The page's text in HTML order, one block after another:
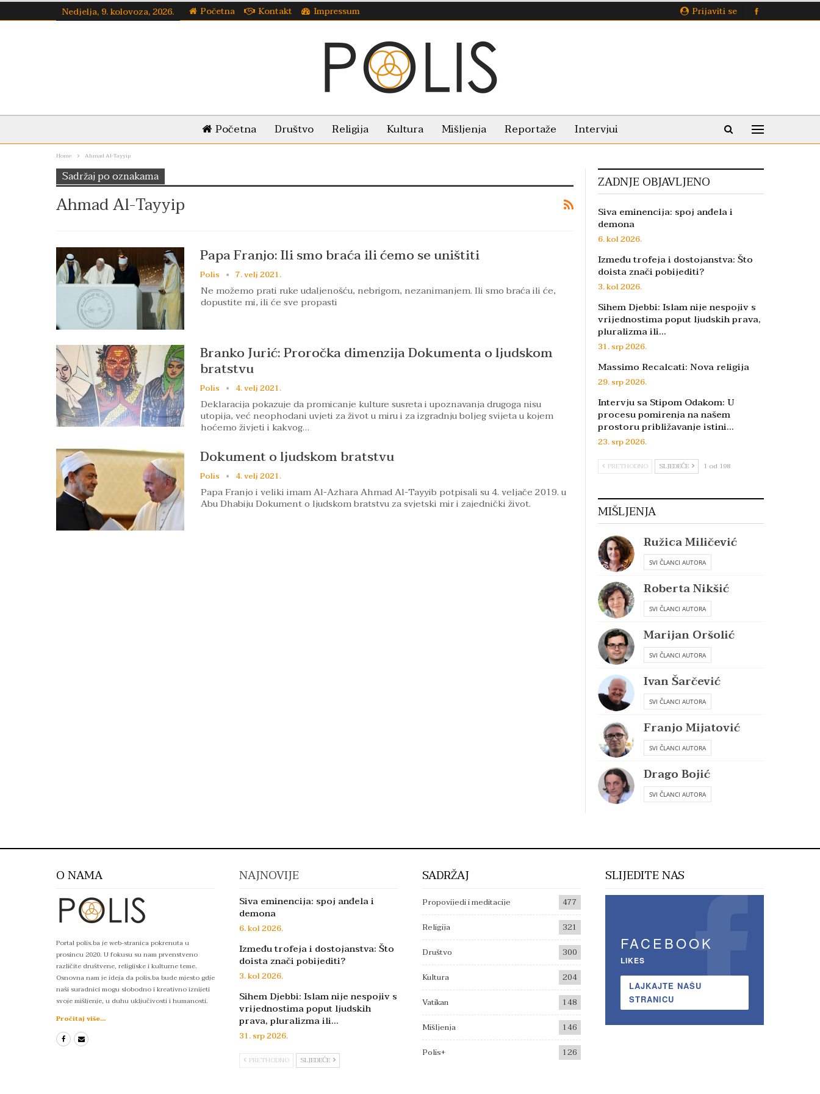
Prijaviti se
Nedjelja, 9. kolovoza, 2026. Početna Kontakt Impressum
Početna Društvo Religija Kultura Mišljenja Reportaže Intervjui
Home Ahmad Al-Tayyip
Sadržaj po oznakama
Ahmad Al-Tayyip
Papa Franjo: Ili smo braća ili ćemo se uništiti
Polis 7. velj 2021.
Ne možemo prati ruke udaljenošću, nebrigom, nezanimanjem. Ili smo braća ili će,
dopustite mi, ili će sve propasti
Branko Jurić: Proročka dimenzija Dokumenta o ljudskom
bratstvu
Polis 4. velj 2021.
Deklaracija pokazuje da promicanje kulture susreta i upoznavanja drugoga nisu
utopija, već neophodani uvjeti za život u miru i za izgradnju boljeg svijeta u kojem
hoćemo živjeti i kakvog…
Dokument o ljudskom bratstvu
Polis 4. velj 2021.
Papa Franjo i veliki imam Al-Azhara Ahmad Al-Tayyib potpisali su 4. veljače 2019. u
Abu Dhabiju Dokument o ljudskom bratstvu za svjetski mir i zajednički život.
ZADNJE OBJAVLJENO
Siva eminencija: spoj anđela i
demona
6. kol 2026.
Između trofeja i dostojanstva: Što
doista znači pobijediti?
3. kol 2026.
Sihem Djebbi: Islam nije nespojiv s
vrijednostima poput ljudskih prava,
pluralizma ili…
31. srp 2026.
Massimo Recalcati: Nova religija
29. srp 2026.
Intervju sa Stipom Odakom: U
procesu pomirenja na našem
prostoru približavanje istini…
23. srp 2026.
PRETHODNO SLJEDEĆE 1 od 198
MIŠLJENJA
Ružica Miličević
SVI ČLANCI AUTORA
Roberta Nikšić
SVI ČLANCI AUTORA
Marijan Oršolić
SVI ČLANCI AUTORA
Ivan Šarčević
SVI ČLANCI AUTORA
Franjo Mijatović
SVI ČLANCI AUTORA
Drago Bojić
SVI ČLANCI AUTORA
O NAMA
Portal polis.ba je web-stranica pokrenuta u
prosincu 2020. U fokusu su nam prvenstveno
različite društvene, religijske i kulturne teme.
Osnovna nam je ideja da polis.ba bude mjesto gdje
naši suradnici mogu slobodno i kreativno iznijeti
svoje mišljenje, u duhu uključivosti i humanosti.
Pročitaj više...
NAJNOVIJE
Siva eminencija: spoj anđela i
demona
6. kol 2026.
Između trofeja i dostojanstva: Što
doista znači pobijediti?
3. kol 2026.
Sihem Djebbi: Islam nije nespojiv s
vrijednostima poput ljudskih
prava, pluralizma ili…
31. srp 2026.
PRETHODNO SLJEDEĆE
SADRŽAJ
Propovijedi i meditacije
477
Religija
321
Društvo
300
Kultura
204
Vatikan
148
Mišljenja
146
Polis+
126
SLIJEDITE NAS
FACEBOOK
LIKES
LAJKAJTE NAŠU
STRANICU